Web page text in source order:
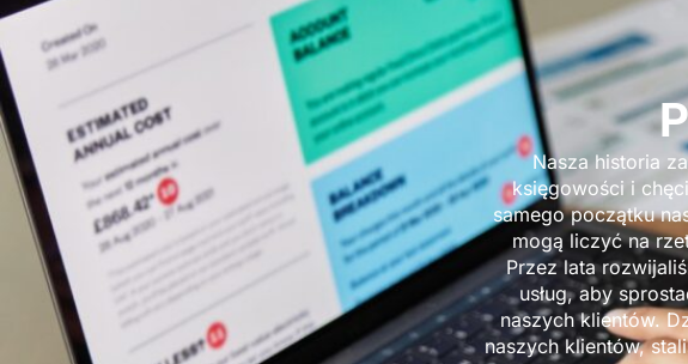
Nasza historia
księgowości i
samego początku
mogą liczyć na
Przez lata
usług, aby
naszych klientów.
naszych klientów,